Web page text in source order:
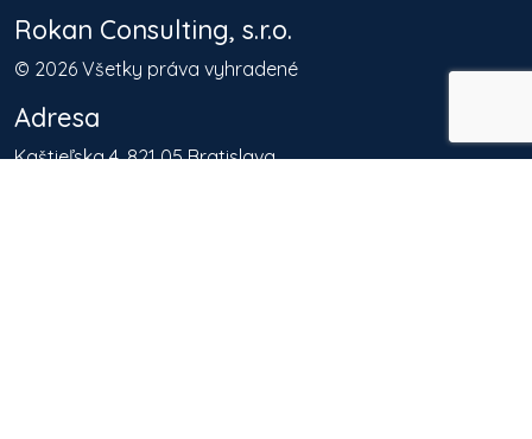
Rokan Consulting, s.r.o.
© 2026 Všetky práva vyhradené
Adresa
Kaštieľska 4, 821 05 Bratislava